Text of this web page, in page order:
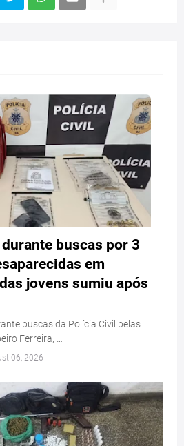
buscas por 3
em
jovens sumiu após
buscas da Polícia Civil pelas
Ferreira, …
06, 2026